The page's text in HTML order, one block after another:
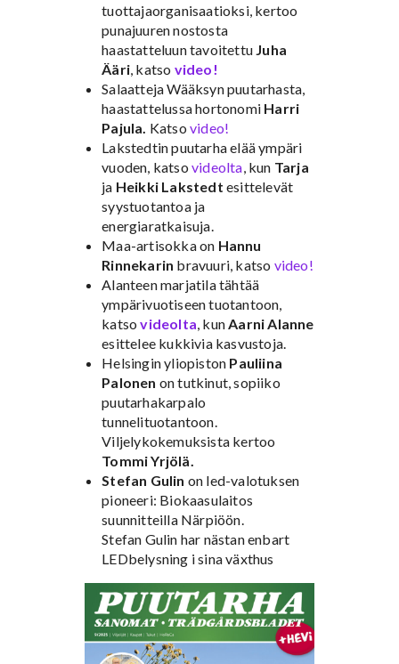
tuottajaorganisaatioksi, kertoo
punajuuren nostosta
haastatteluun tavoitettu Juha
Ääri, katso video!
Salaatteja Wääksyn puutarhasta,
haastattelussa hortonomi Harri
Pajula. Katso video!
Lakstedtin puutarha elää ympäri
vuoden, katso videolta, kun Tarja
ja Heikki Lakstedt esittelevät
syystuotantoa ja
energiaratkaisuja.
Maa-artisokka on Hannu
Rinnekarin bravuuri, katso video!
Alanteen marjatila tähtää
ympärivuotiseen tuotantoon,
katsovideolta, kunAarni Alanne
esittelee kukkivia kasvustoja.
Helsingin yliopiston Pauliina
Palonen on tutkinut, sopiiko
puutarhakarpalo
tunnelituotantoon.
Viljelykokemuksista kertoo
Tommi Yrjölä.
Stefan Gulin on led-valotuksen
pioneeri: Biokaasulaitos
suunnitteilla Närpiöön.
Stefan Gulin har nästan enbart
LEDbelysning i sina växthus